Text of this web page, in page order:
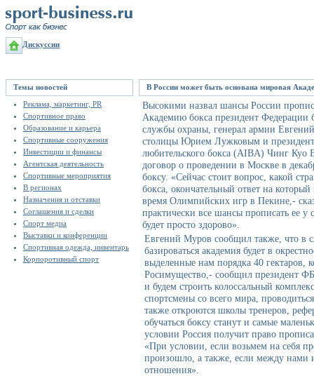
Дискуссии
Темы новостей
Реклама, маркетинг, PR
Спортивное право
Образование и карьера
Спортивные сооружения
Инвестиции и финансы
Агентская деятельность
Спортивные мероприятия
В регионах
Назначения и отставки
Соглашения и сделки
Спорт медиа
Выставки и конференции
Спортивная одежда, инвентарь
Корпоротивный спорт
В России может быть основана мировая
Высокими назвал шансы России
Академию бокса президент
службы охраны, генерал армии
столицы Юрием Лужковым и
любительского бокса (AIBA) Чинг Куо
договор о проведении в Москве в
боксу. «Сейчас стоит вопрос, какой
бокса, окончательный ответ на
время Олимпийских игр в Пекине,-
практически все шансы прописать ее у
будет просто здорово».
Евгений Муров сообщил также, что в
базироваться академия будет в
выделенные нам порядка 40 гектаров,
Росимущество,- сообщил президент
и будем строить колоссальный
спортсмены со всего мира,
также откроются школы тренеров,
обучаться боксу станут и самые
условии Россия получит право
«При условии, если возьмем на себя
произошло, а также, если между нами
отношения».